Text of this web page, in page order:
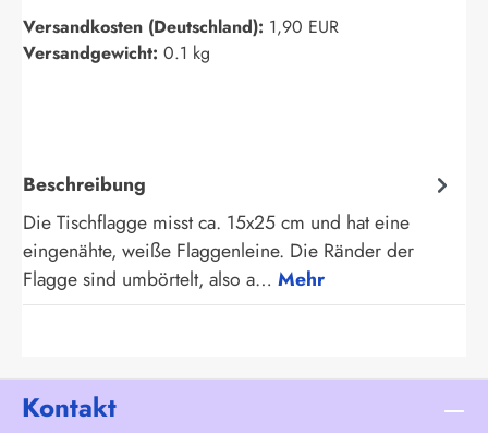
Versandkosten (Deutschland): 1,90 EUR
Versandgewicht: 0.1 kg
Beschreibung
Die Tischflagge misst ca. 15x25 cm und hat eine
eingenähte, weiße Flaggenleine. Die Ränder der
Flagge sind umbörtelt, also a… Mehr
Kontakt